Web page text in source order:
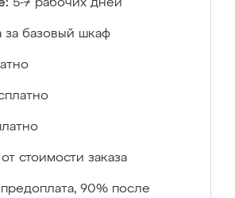
5-7 рабочих дней
за базовый шкаф
стоимости заказа
90% после